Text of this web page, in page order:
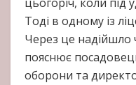
цьогоріч, коли під
Тоді в одному із
Через це надійшло
пояснює
оборони та